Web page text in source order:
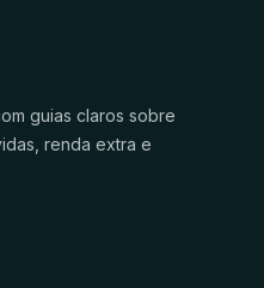
guias claros sobre
renda extra e